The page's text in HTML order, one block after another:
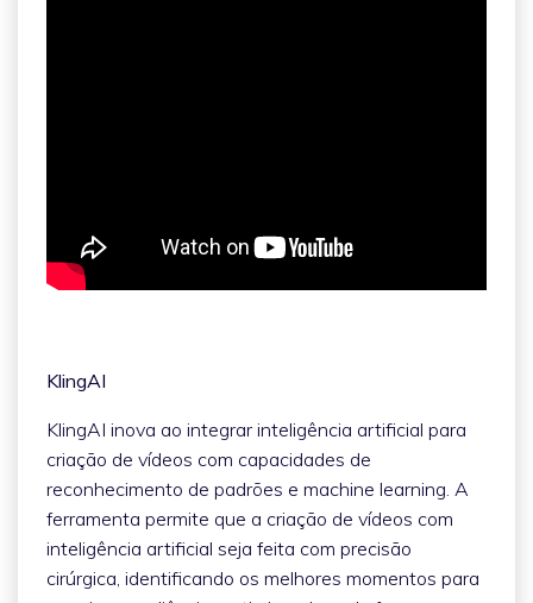
KlingAI
KlingAI inova ao integrar inteligência artificial para
criação de vídeos com capacidades de
reconhecimento de padrões e machine learning. A
ferramenta permite que a criação de vídeos com
inteligência artificial seja feita com precisão
cirúrgica, identificando os melhores momentos para